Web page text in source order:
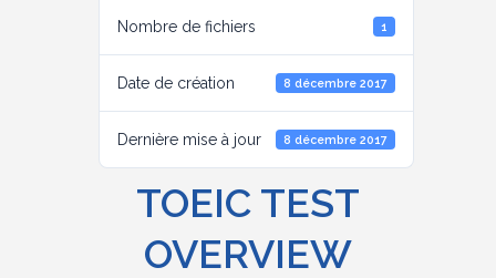
Nombre de fichiers 1
Date de création 8 décembre 2017
Dernière mise à jour 8 décembre 2017
TOEIC TEST
OVERVIEW